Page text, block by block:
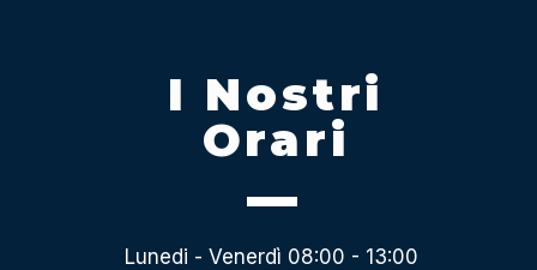
I Nostri
Orari
Lunedi - Venerdì 08:00 - 13:00